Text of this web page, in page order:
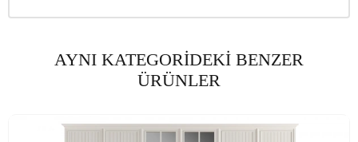
AYNI KATEGORİDEKİ BENZER
ÜRÜNLER